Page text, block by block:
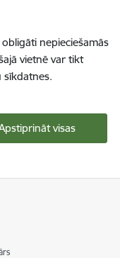
nepieciešamās
vietnē var tikt
sīkdatnes.
visas